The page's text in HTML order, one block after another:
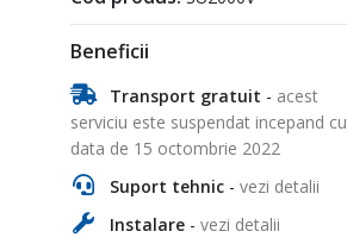
Beneficii
Transport gratuit - acest
serviciu este suspendat incepand cu
data de 15 octombrie 2022
Suport tehnic- vezi detalii
Instalare- vezi detalii